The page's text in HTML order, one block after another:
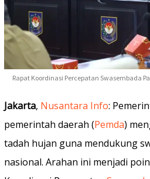
Rapat Koordinasi Percepatan Swasembada
Jakarta, Nusantara Info:
pemerintah daerah (Pemda)
tadah hujan guna mendukung
nasional. Arahan ini menjadi